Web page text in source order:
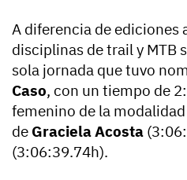
A diferencia de ediciones
disciplinas de trail y MTB
sola jornada que tuvo
Caso, con un tiempo de
femenino de la
de Graciela Acosta
(3:06:39.74h).